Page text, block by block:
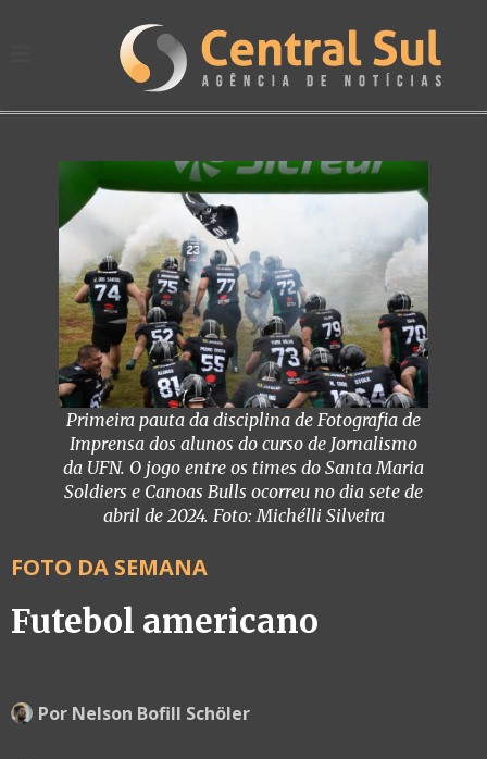
Primeira pauta da disciplina de Fotografia de
Imprensa dos alunos do curso de Jornalismo
da UFN. O jogo entre os times do Santa Maria
Soldiers e Canoas Bulls ocorreu no dia sete de
abril de 2024. Foto: Michélli Silveira
FOTO DA SEMANA
Futebol americano
Por Nelson Bofill Schöler